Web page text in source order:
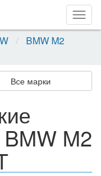
BMW M2
Все марки
BMW M2